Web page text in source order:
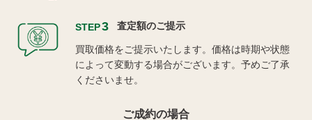
STEP3 査定額のご提示
買取価格をご提示いたします。価格は時期や状態
によって変動する場合がございます。予めご了承
くださいませ。
ご成約の場合